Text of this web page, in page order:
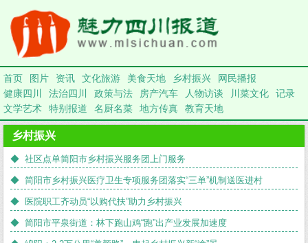
首页 图片 资讯 文化旅游 美食天地 乡村振兴
网民播报
健康四川
法治四川 政策与法 房产汽车 人物访谈 川菜文化
记录
文学艺术
特别报道 名厨名菜 地方传真 教育天地
乡村振兴
◆ 社区点单简阳市乡村振兴服务团上门服务
◆ 简阳市乡村振兴医疗卫生专项服务团落实“三单”机制送医进村
◆ 医院职工齐动员“以购代扶”助力乡村振兴
◆ 简阳市平泉街道：林下跑山鸡“跑”出产业发展加速度